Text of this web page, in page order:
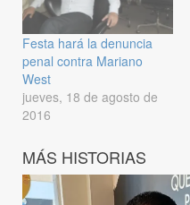
Festa hará la denuncia
penal contra Mariano
West
jueves, 18 de agosto de
2016
MÁS HISTORIAS